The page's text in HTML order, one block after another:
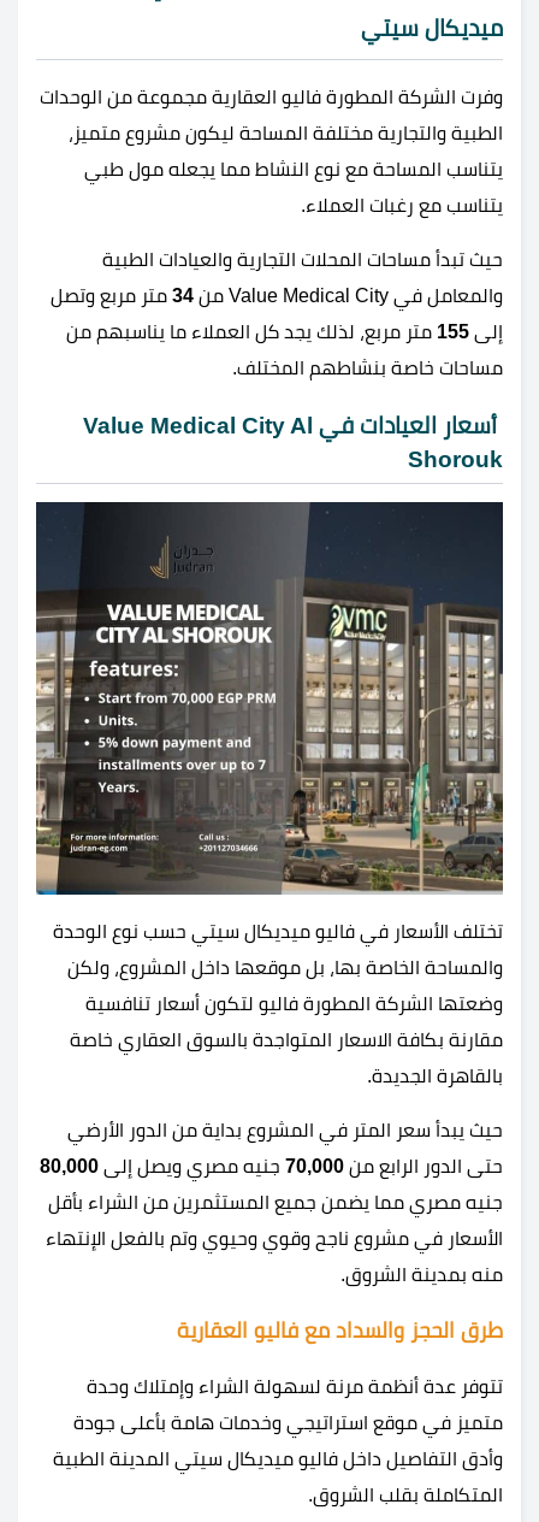
ميديكال سيتي
وفرت الشركة المطورة فاليو العقارية مجموعة من الوحدات
الطبية والتجارية مختلفة المساحة ليكون مشروع متميز،
يتناسب المساحة مع نوع النشاط مما يجعله مول طبي
يتناسب مع رغبات العملاء.
حيث تبدأ مساحات المحلات التجارية والعيادات الطبية
والمعامل في Value Medical City من
34 متر مربع وتصل
إلى 155 متر مربع، لذلك يجد كل العملاء ما يناسبهم من
مساحات خاصة بنشاطهم المختلف.
أسعار العيادات في Value Medical City Al
Shorouk
تختلف الأسعار في فاليو ميديكال سيتي حسب نوع الوحدة
والمساحة الخاصة بها، بل موقعها داخل المشروع، ولكن
وضعتها الشركة المطورة فاليو لتكون أسعار تنافسية
مقارنة بكافة الاسعار المتواجدة بالسوق العقاري خاصة
بالقاهرة الجديدة.
حيث يبدأ سعر المتر في المشروع بداية من الدور الأرضي
حتى الدور الرابع من 70,000 جنيه مصري ويصل إلى 80,000
جنيه مصري مما يضمن جميع المستثمرين من الشراء بأقل
الأسعار في مشروع ناجح وقوي وحيوي وتم بالفعل الإنتهاء
منه بمدينة الشروق.
طرق الحجز والسداد مع فاليو العقارية
تتوفر عدة أنظمة مرنة لسهولة الشراء وإمتلاك وحدة
متميز في موقع استراتيجي وخدمات هامة بأعلى جودة
وأدق التفاصيل داخل فاليو ميديكال سيتي المدينة الطبية
المتكاملة بقلب الشروق.